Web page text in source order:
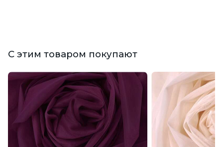
С этим товаром покупают